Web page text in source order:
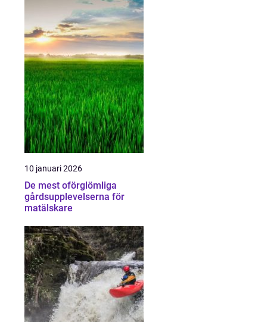
10 januari 2026
De mest oförglömliga
gårdsupplevelserna för
matälskare